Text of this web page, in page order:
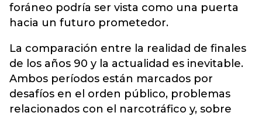
foráneo podría ser vista como una puerta
hacia un futuro prometedor.
La comparación entre la realidad de finales
de los años 90 y la actualidad es inevitable.
Ambos períodos están marcados por
desafíos en el orden público, problemas
relacionados con el narcotráfico y, sobre